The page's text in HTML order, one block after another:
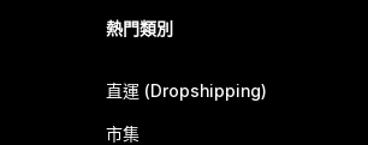
熱門類別
直運 (Dropshipping)
市集